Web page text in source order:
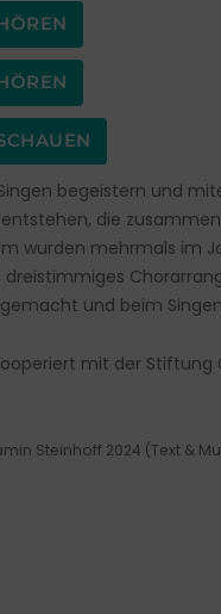
begeistern und
die
wurden mehrmals im
und beim
mit der
Steinhoff 2024 (Text &